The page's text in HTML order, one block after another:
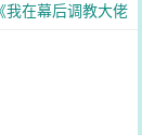
我在幕后调教大佬